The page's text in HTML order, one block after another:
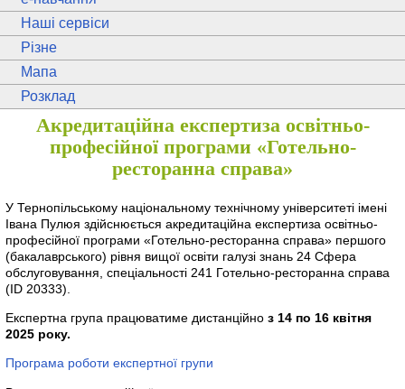
Наші сервіси
Різне
Мапа
Розклад
Акредитаційна експертиза освітньо-
професійної програми «Готельно-
ресторанна справа»
У Тернопільському національному технічному університеті імені
Івана Пулюя здійснюється акредитаційна експертиза освітньо-
професійної програми «Готельно-ресторанна справа» першого
(бакалаврського) рівня вищої освіти галузі знань 24 Сфера
обслуговування, спеціальності 241 Готельно-ресторанна справа
(ID 20333).
Експертна група працюватиме дистанційно з 14 по 16 квітня
2025 року.
Програма роботи експертної групи